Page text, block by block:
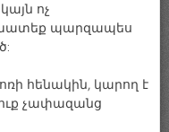
ոչ
պարզապես
հենակին, կարող է
չափազանց